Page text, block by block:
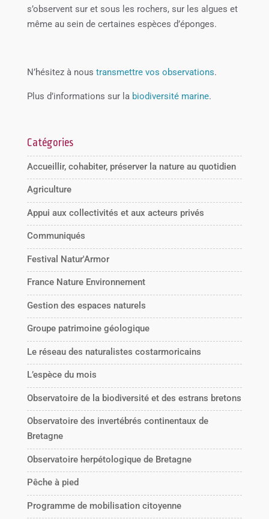
s’observent sur et sous les rochers, sur les algues et
même au sein de certaines espèces d’éponges.
N’hésitez à nous transmettre vos observations.
Plus d’informations sur la biodiversité marine.
Catégories
Accueillir, cohabiter, préserver la nature au quotidien
Agriculture
Appui aux collectivités et aux acteurs privés
Communiqués
Festival Natur'Armor
France Nature Environnement
Gestion des espaces naturels
Groupe patrimoine géologique
Le réseau des naturalistes costarmoricains
L’espèce du mois
Observatoire de la biodiversité et des estrans bretons
Observatoire des invertébrés continentaux de
Bretagne
Observatoire herpétologique de Bretagne
Pêche à pied
Programme de mobilisation citoyenne